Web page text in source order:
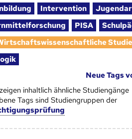
Intervention
PISA
Neue Tags
inhaltlich ähnliche Studiengänge
Tags sind Studiengruppen der